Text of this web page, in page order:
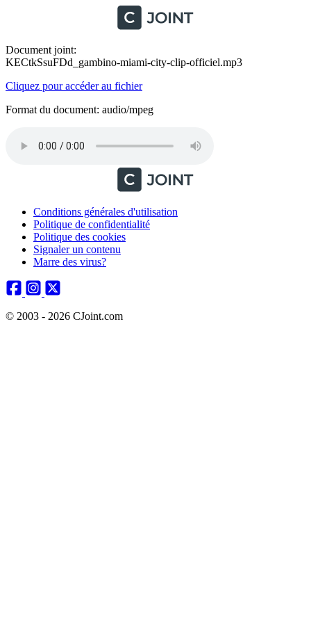
Document joint:
KECtkSsuFDd_gambino-miami-city-clip-officiel.mp3
Cliquez pour accéder au fichier
Format du document: audio/mpeg
Conditions générales d'utilisation
Politique de confidentialité
Politique des cookies
Signaler un contenu
Marre des virus?
© 2003 - 2026 CJoint.com